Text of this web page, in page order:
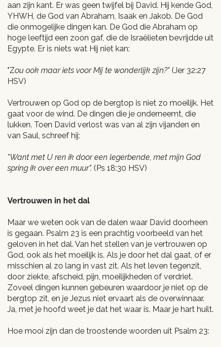
aan zijn kant. Er was geen twijfel bij David. Hij kende God,
YHWH, de God van Abraham, Isaak en Jakob. De God
die onmogelijke dingen kan. De God die Abraham op
hoge leeftijd een zoon gaf, die de Israëlieten bevrijdde uit
Egypte. Er is niets wat Hij niet kan:
"Zou ook maar iets voor Mij te wonderlijk zijn?" (Jer 32:27
HSV)
Vertrouwen op God op de bergtop is niet zo moeilijk. Het
gaat voor de wind. De dingen die je onderneemt, die
lukken. Toen David verlost was van al zijn vijanden en
van Saul, schreef hij:
"Want met U ren ik door een legerbende, met mijn God
spring ik over een muur". (Ps 18:30 HSV)
Vertrouwen in het dal
Maar we weten ook van de dalen waar David doorheen
is gegaan. Psalm 23 is een prachtig voorbeeld van het
geloven in het dal. Van het stellen van je vertrouwen op
God, ook als het moeilijk is. Als je door het dal gaat, of er
misschien al zo lang in vast zit. Als het leven tegenzit,
door ziekte, afscheid, pijn, moeilijkheden of verdriet.
Zoveel dingen kunnen gebeuren waardoor je niet op de
bergtop zit, en je Jezus niet ervaart als de overwinnaar.
Ja, met je hoofd weet je dat het waar is. Maar je hart huilt.
Hoe mooi zijn dan de troostende woorden uit Psalm 23: